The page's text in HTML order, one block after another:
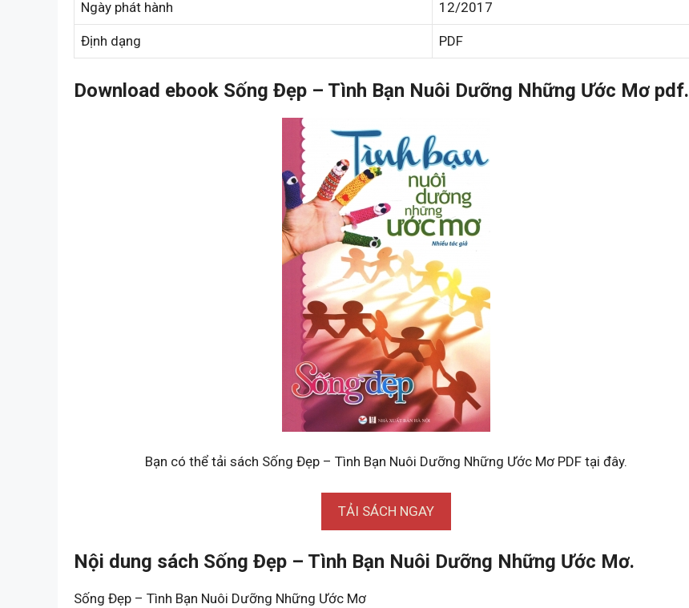
Ngày phát hành 12/2017
Định dạng PDF
Download ebook Sống Đẹp – Tình Bạn Nuôi Dưỡng Những Ước Mơ pdf.
Bạn có thể tải sách Sống Đẹp – Tình Bạn Nuôi Dưỡng Những Ước Mơ PDF tại đây.
TẢI SÁCH NGAY
Nội dung sách Sống Đẹp – Tình Bạn Nuôi Dưỡng Những Ước Mơ.
Sống Đẹp – Tình Bạn Nuôi Dưỡng Những Ước Mơ